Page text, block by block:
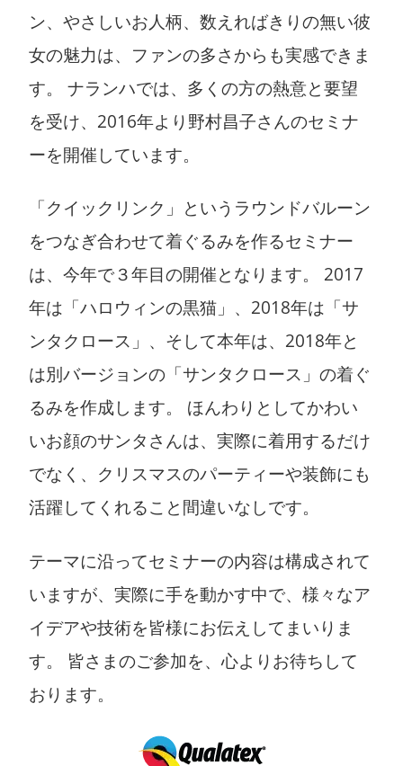
ン、やさしいお人柄、数えればきりの無い彼
女の魅力は、ファンの多さからも実感できま
す。 ナランハでは、多くの方の熱意と要望
を受け、2016年より野村昌子さんのセミナ
ーを開催しています。
「クイックリンク」というラウンドバルーン
をつなぎ合わせて着ぐるみを作るセミナー
は、今年で３年目の開催となります。 2017
年は「ハロウィンの黒猫」、2018年は「サ
ンタクロース」、そして本年は、2018年と
は別バージョンの「サンタクロース」の着ぐ
るみを作成します。 ほんわりとしてかわい
いお顔のサンタさんは、実際に着用するだけ
でなく、クリスマスのパーティーや装飾にも
活躍してくれること間違いなしです。
テーマに沿ってセミナーの内容は構成されて
いますが、実際に手を動かす中で、様々なア
イデアや技術を皆様にお伝えしてまいりま
す。 皆さまのご参加を、心よりお待ちして
おります。